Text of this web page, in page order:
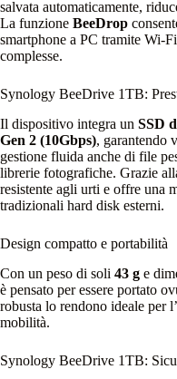
salvata automaticamente,
La funzione BeeDrop
smartphone a PC tramite
complesse.
Synology BeeDrive 1TB:
Il dispositivo integra un SSD
Gen 2 (10Gbps), garantendo
gestione fluida anche di file
librerie fotografiche. Grazie
resistente agli urti e offre una
tradizionali hard disk esterni.
Design compatto e portabilità
Con un peso di soli 43 g e
è pensato per essere portato
robusta lo rendono ideale per
mobilità.
Synology BeeDrive 1TB: